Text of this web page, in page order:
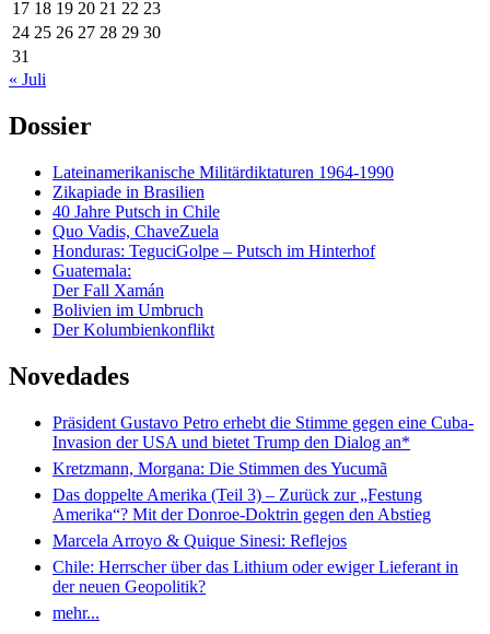
17 18 19 20 21 22 23
24 25 26 27 28 29 30
31
« Juli
Dossier
Lateinamerikanische Militärdiktaturen 1964-1990
Zikapiade in Brasilien
40 Jahre Putsch in Chile
Quo Vadis, ChaveZuela
Honduras: TeguciGolpe – Putsch im Hinterhof
Guatemala:
Der Fall Xamán
Bolivien im Umbruch
Der Kolumbienkonflikt
Novedades
Präsident Gustavo Petro erhebt die Stimme gegen eine Cuba-
Invasion der USA und bietet Trump den Dialog an*
Kretzmann, Morgana: Die Stimmen des Yucumã
Das doppelte Amerika (Teil 3) – Zurück zur „Festung
Amerika“? Mit der Donroe-Doktrin gegen den Abstieg
Marcela Arroyo & Quique Sinesi: Reflejos
Chile: Herrscher über das Lithium oder ewiger Lieferant in
der neuen Geopolitik?
mehr...